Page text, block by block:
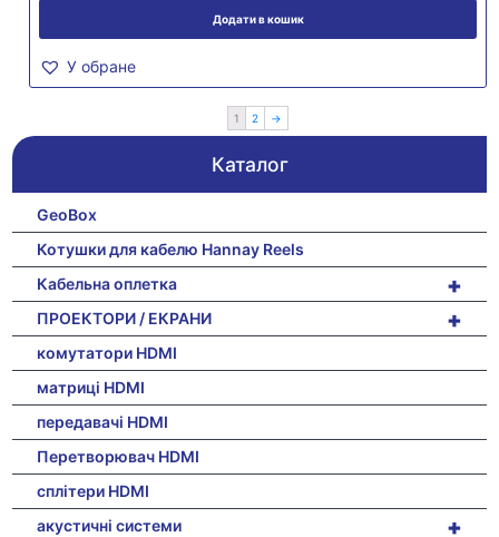
Додати в кошик
У обране
1 2 →
Каталог
GeoBox
Котушки для кабелю Hannay Reels
+
Кабельна оплетка
+
ПРОЕКТОРИ / ЕКРАНИ
комутатори HDMI
матриці HDMI
передавачі HDMI
Перетворювач HDMI
сплітери HDMI
+
акустичні системи